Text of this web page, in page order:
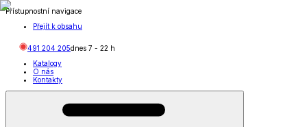
Přístupnostní navigace
Přejít k obsahu
491 204 205dnes 7 - 22 h
Katalogy
O nás
Kontakty